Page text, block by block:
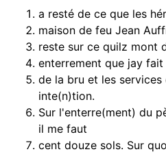
a resté de ce que les
maison de feu Jean
reste sur ce quilz mont
enterrement que jay
de la bru et les
inte(n)tion.
Sur l'enterre(ment) du
il me faut
cent douze sols. Sur